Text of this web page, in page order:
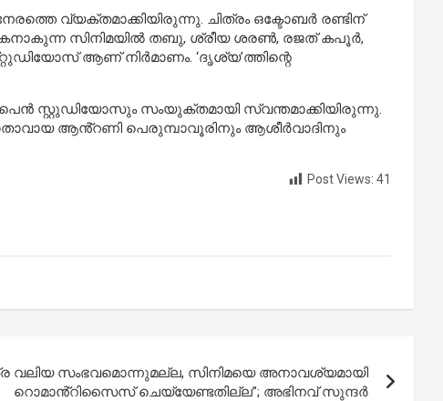
വ്യക്തമാക്കിയിരുന്നു. ചിത്രം ഒക്ടോബർ രണ്ടിന്
സിനിമയിൽ തബു, ശ്രീയ ശരൺ, രജത് കപൂർ,
ആണ് നിർമാണം. ‘ദൃശ്യ’ത്തിന്റെ
പെൻ സ്റ്റുഡിയോസും സംയുക്‌തമായി സ്വന്തമാക്കിയിരുന്നു.
ആൻ്റണി പെരുമ്പാവൂരിനും ആശീർവാദിനും
Post Views: 41
വലിയ സംഭവമൊന്നുമല്ല, സിനിമയെ അനാവശ്യമായി
റൊമാൻ്റിസൈസ് ചെയ്യേണ്ടതില്ല”; അഭിനവ് സുന്ദർ